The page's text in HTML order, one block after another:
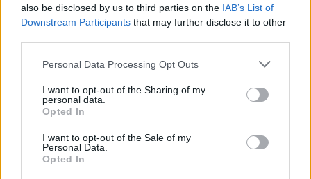
also be disclosed by us to third parties on the IAB’s List of
Downstream Participants that may further disclose it to other
Personal Data Processing Opt Outs
I want to opt-out of the Sharing of my
personal data.
Opted In
I want to opt-out of the Sale of my
Personal Data.
Opted In